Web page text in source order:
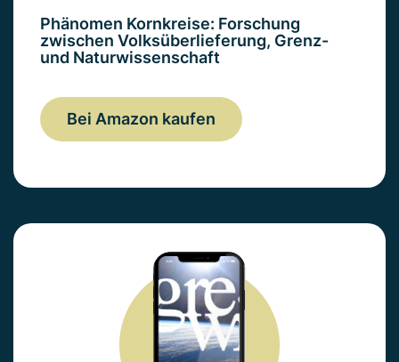
Phänomen Kornkreise: Forschung
zwischen Volksüberlieferung, Grenz-
und Naturwissenschaft
Bei Amazon kaufen